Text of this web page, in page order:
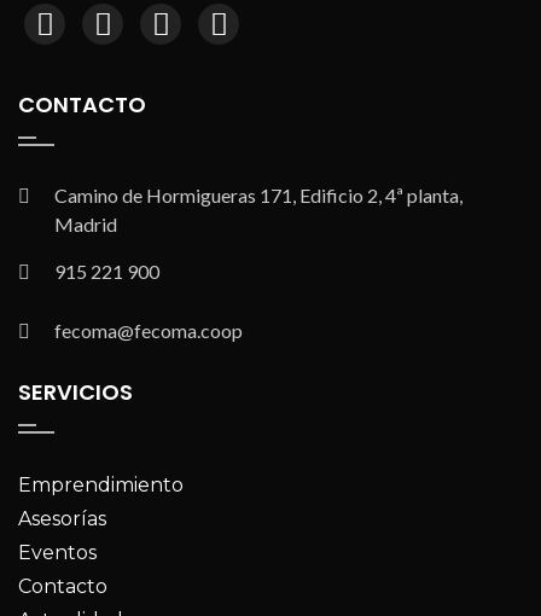
CONTACTO
Camino de Hormigueras 171, Edificio 2, 4ª planta,
Madrid
915 221 900
fecoma@fecoma.coop
SERVICIOS
Emprendimiento
Asesorías
Eventos
Contacto